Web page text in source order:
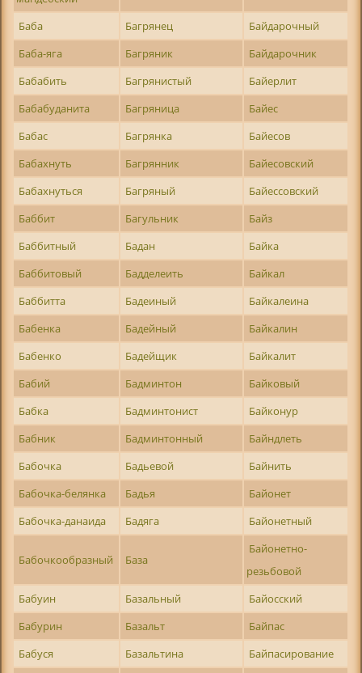
Баба Багрянец
Байдарочный
Баба-яга
Багряник
Байдарочник
Бабабить
Багрянистый
Байерлит
Бабабуданита
Багряница
Байес
Бабас
Багрянка
Байесов
Бабахнуть
Багрянник
Байесовский
Бабахнуться
Багряный
Байессовский
Баббит
Багульник
Байз
Баббитный
Бадан
Байка
Баббитовый
Бадделеить
Байкал
Баббитта
Бадеиный
Байкалеина
Бабенка
Бадейный
Байкалин
Бабенко
Бадейщик
Байкалит
Бабий
Бадминтон
Байковый
Бабка
Бадминтонист
Байконур
Бабник
Бадминтонный
Байндлеть
Бабочка
Бадьевой
Байнить
Бабочка-белянка
Бадья
Байонет
Бабочка-данаида
Бадяга Байонетный
Бабочкообразный База
Байонетно-
резьбовой
Бабуин
Базальный
Байосский
Бабурин
Базальт
Байпас
Бабуся
Базальтина
Байпасирование